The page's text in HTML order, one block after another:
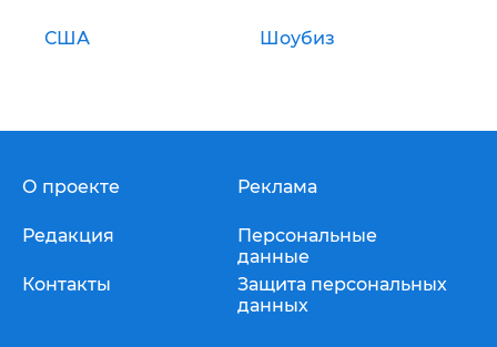
США Шоубиз
О проекте
Редакция
Контакты
Реклама
Персональные
данные
Защита персональных
данных